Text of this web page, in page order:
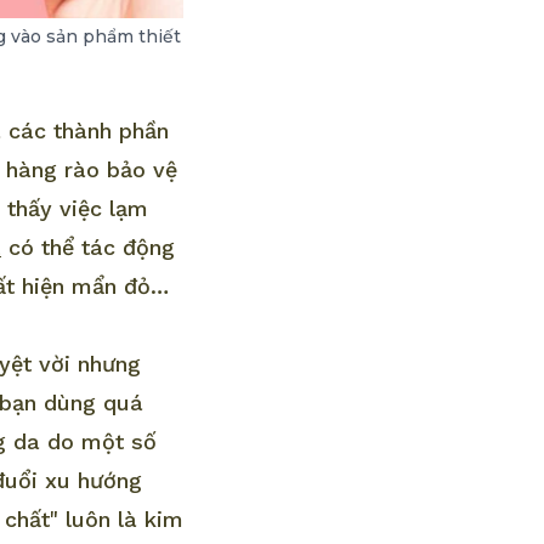
vào sản phẩm thiết
thành phần
rào bảo vệ
việc lạm
có thể tác động
hiện mẩn đỏ…
vời nhưng
dùng quá
da do một số
xu hướng
luôn là kim